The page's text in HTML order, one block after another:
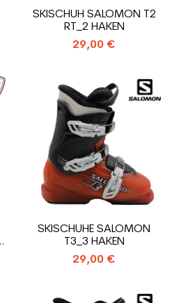
SKISCHUH SALOMON T2
RT_2 HAKEN
29,00 €
SKISCHUHE SALOMON
T3_3 HAKEN
29,00 €